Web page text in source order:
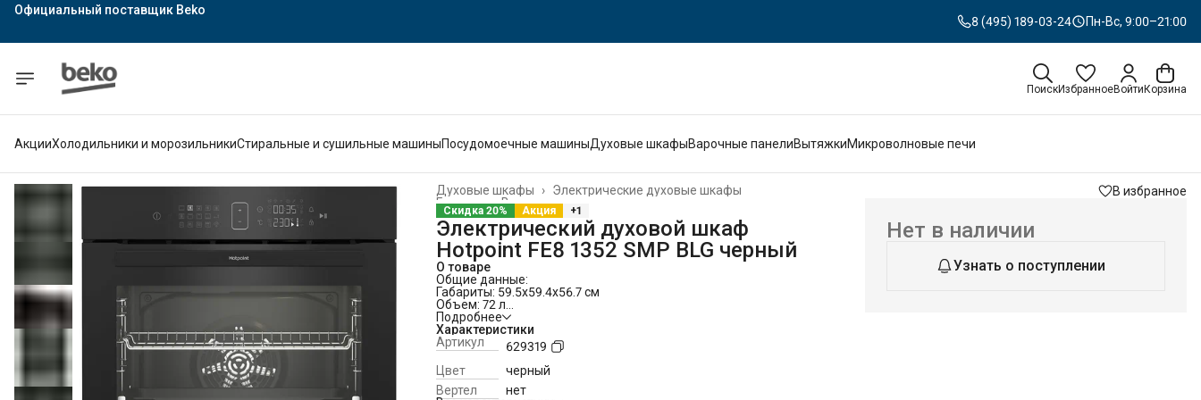
Официальный поставщик Hotpoint
8 (495) 189-03-24 Пн-Вс, 9:00–21:00
ПоискИзбранноеВойти Корзина
АкцииХолодильники и морозильникиСтиральные и сушильные машиныПосудомоечные машиныДуховые шкафыВарочные панелиВытяжкиМикроволновые печи
Электрические духовые шкафы
Духовые шкафы
›
Встраиваемая техника
Главная ›
Скидка 20% Акция +1
Электрический духовой шкаф
Hotpoint FE8 1352 SMP BLG черный
О товаре
Общие данные:
Габариты: 59.5x59.4x56.7 см
Объем: 72 л
Гриль: есть
Конвекция: есть
Количество режимов работы: 15
Самоочистка: паровая + пиролитическая
Режимы:
3D приготовление
Верхний и нижний нагрев
Подробнее
Характеристики
Артикул
629319
Цвет
черный
Вертел
нет
В избранное
Нет в наличии
Узнать о поступлении